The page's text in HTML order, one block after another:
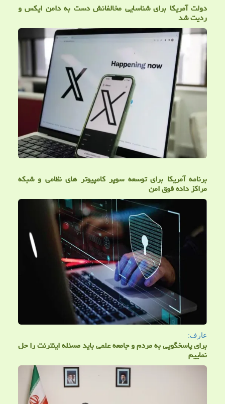
دولت آمریکا برای شناسایی مخالفانش دست به دامن ایکس و
ردیت شد
برنامه آمریکا برای توسعه سوپر کامپیوتر های نظامی و شبکه
مراکز داده فوق امن
عارف:
برای پاسخگویی به مردم و جامعه علمی باید مسئله اینترنت را حل
نماییم